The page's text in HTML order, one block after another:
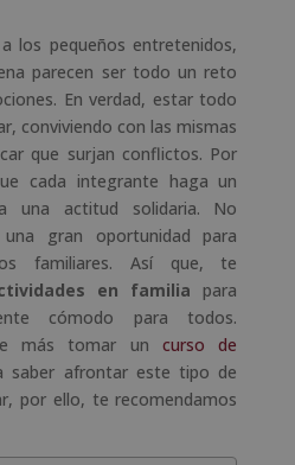
los pequeños entretenidos,
parecen ser todo un reto
En verdad, estar todo
conviviendo con las mismas
que surjan conflictos. Por
cada integrante haga un
una actitud solidaria. No
gran oportunidad para
familiares. Así que, te
en familia para
cómodo para todos.
más tomar uncurso de
saber afrontar este tipo de
por ello, te recomendamos